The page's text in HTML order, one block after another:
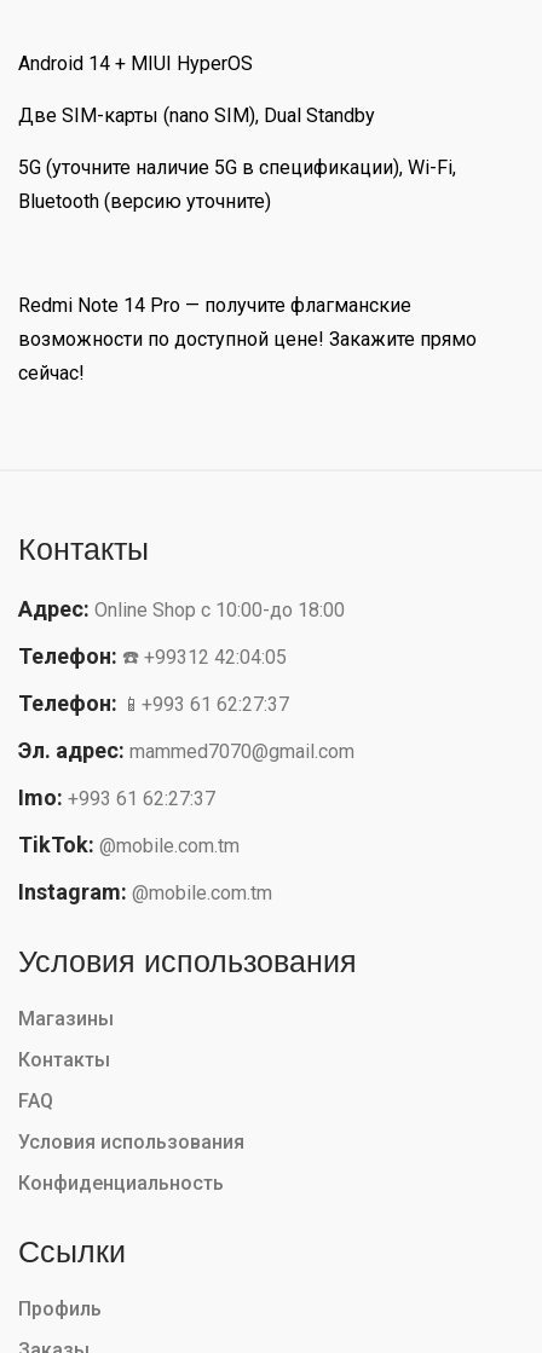
Android 14 + MIUI HyperOS
Две SIM-карты (nano SIM), Dual Standby
5G (уточните наличие 5G в спецификации), Wi-Fi,
Bluetooth (версию уточните)
Redmi Note 14 Pro — получите флагманские
возможности по доступной цене! Закажите прямо
сейчас!
Контакты
Адрес: Online Shop с 10:00-до 18:00
Телефон: ☎️ +99312 42:04:05
Телефон: 📱+993 61 62:27:37
Эл. адрес: mammed7070@gmail.com
Imo: +993 61 62:27:37
TikTok: @mobile.com.tm
Instagram: @mobile.com.tm
Условия использования
Магазины
Контакты
FAQ
Условия использования
Конфиденциальность
Ссылки
Профиль